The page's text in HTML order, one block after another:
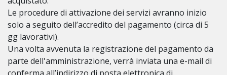
Le procedure di attivazione dei servizi avranno inizio
solo a seguito dell’accredito del pagamento (circa di 5
gg lavorativi).
Una volta avvenuta la registrazione del pagamento da
parte dell'amministrazione, verrà inviata una e-mail di